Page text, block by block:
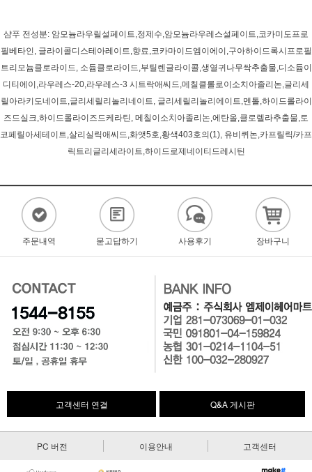
샴푸 전성분: 암모늄라우릴설페이트,정제수,암모늄라우레스설페이트,코카미도프로
필베타인, 글라이콜디스테아레이트,향료,코카마이드엠이에이,구아하이드록시프로필
트리모늄클로라이드, 소듐클로라이드,부틸렌글라이콜,생열귀나무싹추출물,디소듐이
디티에이,라우레스-20,라우레스-3 시트락애씨드,메칠클롤로이소치아졸리논,글리세
릴아라키도네이트,글리세릴리놀리네이트, 글리세릴리놀리에이트,멘톨,하이드롤라이
즈드실크,하이드롤라이즈드케라틴, 메칠이소치아졸리논,에탄올,클로렐라추출물,토
코페릴아세테이트,살리실릭애씨드,화앳5호,황색403호의(1), 유비퀴논,카프릴릭/카프
릭트리글리세라이트,하이드로제네이티드레시틴
주문내역 묻고답하기 사용후기 장바구니
고객센터 연결 Q&A 게시판
PC 버전 이용안내 고객센터